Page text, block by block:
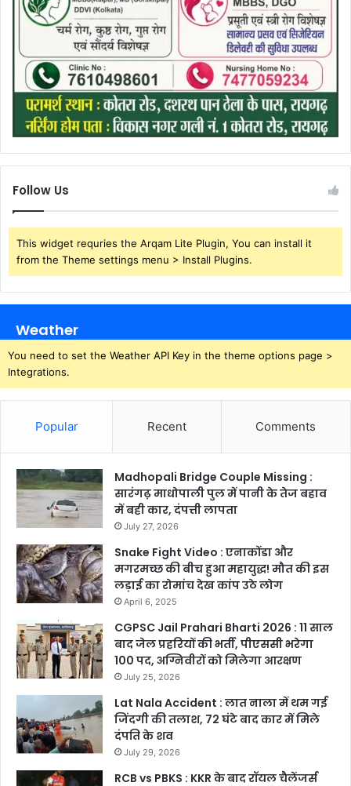
Follow Us
This widget requries the Arqam Lite Plugin, You can install it
from the Theme settings menu > Install Plugins.
Weather
You need to set the Weather API Key in the theme options page >
Integrations.
Popular Recent Comments
Madhopali Bridge Couple Missing :
सारंगढ़ माधोपाली पुल में पानी के तेज बहाव
में बही कार, दंपत्ती लापता
July 27, 2026
Snake Fight Video : एनाकोंडा और
मगरमच्छ की बीच हुआ महायुद्ध! मौत की इस
लड़ाई का रोमांच देख कांप उठे लोग
April 6, 2025
CGPSC Jail Prahari Bharti 2026 : 11 साल
बाद जेल प्रहरियों की भर्ती, पीएससी भरेगा
100 पद, अग्निवीरों को मिलेगा आरक्षण
July 25, 2026
Lat Nala Accident : लात नाला में थम गई
जिंदगी की तलाश, 72 घंटे बाद कार में मिले
दंपति के शव
July 29, 2026
RCB vs PBKS : KKR के बाद रॉयल चैलेंजर्स